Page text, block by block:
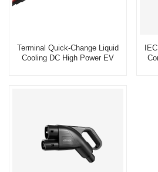
Terminal Quick-Change Liquid
Cooling DC High Power EV